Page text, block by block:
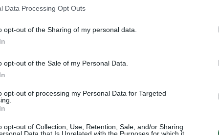
Data Processing Opt Outs
opt-out of the Sharing of my personal data.
opt-out of the Sale of my Personal Data.
opt-out of processing my Personal Data for Targeted
opt-out of Collection, Use, Retention, Sale, and/or Sharing
D. Trumpo, E. Musko ir
Marso nuotraukose